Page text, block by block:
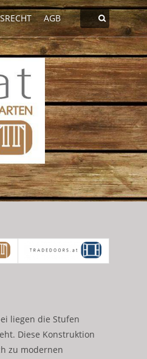
AGB
liegen die Stufen
Diese Konstruktion
zu modernen